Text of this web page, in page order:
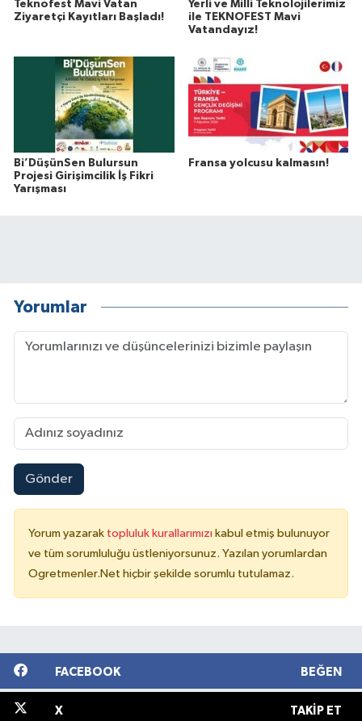
Teknofest Mavi Vatan
Ziyaretçi Kayıtları Başladı!
Yerli ve Milli Teknolojilerimiz
ile TEKNOFEST Mavi
Vatandayız!
Bi’DüşünSen Bulursun
Projesi Girişimcilik İş Fikri
Yarışması
Fransa yolcusu kalmasın!
Yorumlar
Gönder
Yorum yazarak topluluk kurallarımızı kabul etmiş bulunuyor
ve tüm sorumluluğu üstleniyorsunuz. Yazılan yorumlardan
Ogretmenler.Net hiçbir şekilde sorumlu tutulamaz.
FACEBOOK BEĞEN
X TAKIP ET